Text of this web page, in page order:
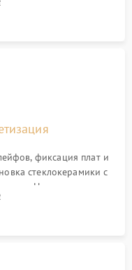
поврежденной
фиксация плат и
стеклокерамики с
Нанесение
уплотнительной